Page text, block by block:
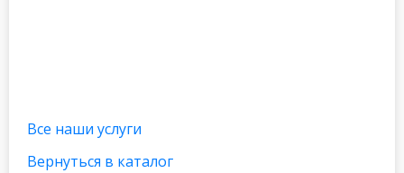
Все наши услуги
Вернуться в каталог